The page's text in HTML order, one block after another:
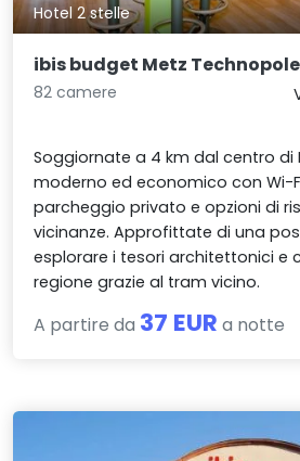
Hotel 2 stelle
ibis budget Metz Technopole
82 camere
Soggiornate a 4 km dal centro di
moderno ed economico con Wi-
parcheggio privato e opzioni di
vicinanze. Approfittate di una
esplorare i tesori architettonici e
regione grazie al tram vicino.
A partire da 37 EUR a notte